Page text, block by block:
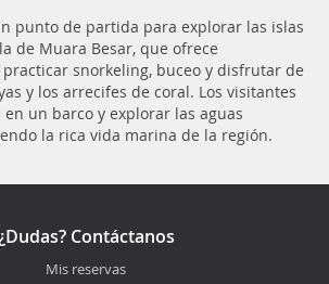
punto de partida para explorar las islas
de Muara Besar, que ofrece
snorkeling, buceo y disfrutar de
y los arrecifes de coral. Los visitantes
un barco y explorar las aguas
la rica vida marina de la región.
Contáctanos
Mis reservas